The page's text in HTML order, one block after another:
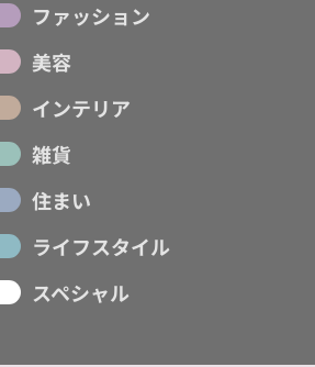
ファッション
美容
インテリア
雑貨
住まい
ライフスタイル
スペシャル